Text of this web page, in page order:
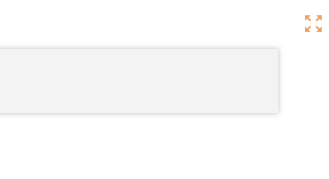
zoom_out_map